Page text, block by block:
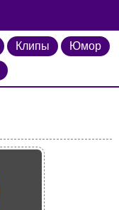
Клипы
Юмор